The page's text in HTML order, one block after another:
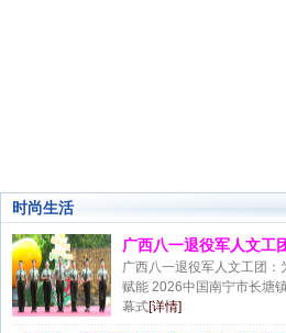
时尚生活
广西八一退役军人文工
广西八一退役军人文工团：
赋能 2026中国南宁市长塘
幕式[详情]